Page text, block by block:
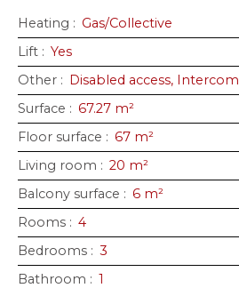
Heating : Gas/Collective
Lift : Yes
Other : Disabled access, Intercom
Surface : 67.27 m²
Floor surface : 67 m²
Living room : 20 m²
Balcony surface : 6 m²
Rooms : 4
Bedrooms : 3
Bathroom : 1